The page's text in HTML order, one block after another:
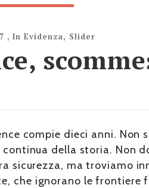
,In Evidenza, Slider
compie dieci anni. Non
della storia. Non
sicurezza, ma troviamo
che ignorano le frontiere